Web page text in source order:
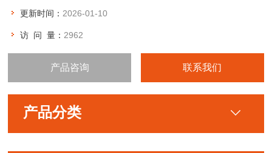
更新时间： 2026-01-10
访 问 量： 2962
产品咨询 联系我们
产品分类